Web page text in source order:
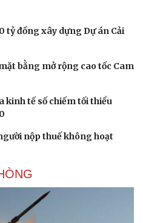
tỷ đồng xây dựng Dự án Cải
bằng mở rộng cao tốc Cam
kinh tế số chiếm tối thiểu
nộp thuế không hoạt